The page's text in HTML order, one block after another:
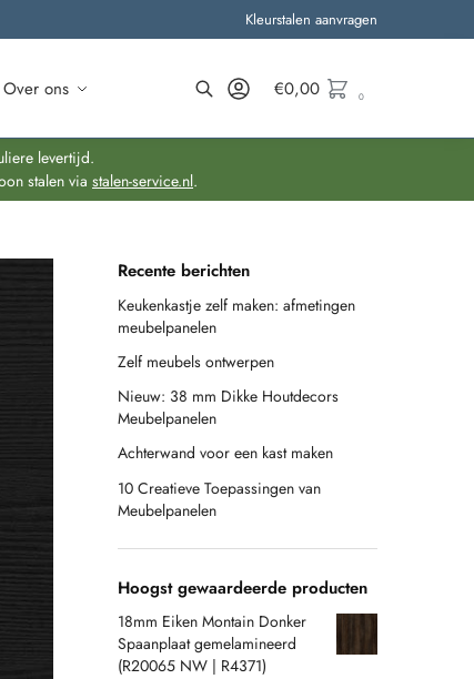
Kleurstalen aanvragen
Over ons €0,00 0
levertijd.
stalen via stalen-service.nl.
Recente berichten
Keukenkastje zelf maken: afmetingen
meubelpanelen
Zelf meubels ontwerpen
Nieuw: 38 mm Dikke Houtdecors
Meubelpanelen
Achterwand voor een kast maken
10 Creatieve Toepassingen van
Meubelpanelen
Hoogst gewaardeerde producten
18mm Eiken Montain Donker
Spaanplaat gemelamineerd
(R20065 NW | R4371)